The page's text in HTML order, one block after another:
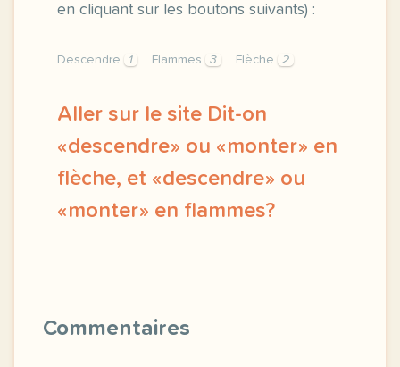
en cliquant sur les boutons suivants) :
Descendre 1 Flammes 3 Flèche 2
Aller sur le site Dit-on
«descendre» ou «monter» en
flèche, et «descendre» ou
«monter» en flammes?
Commentaires